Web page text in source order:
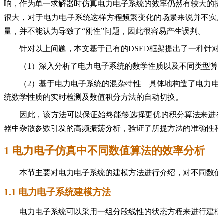
响，作为单一求解器时仿真电力电子系统的效率仍然有较大
很大，对于电力电子系统这样方程频繁变化的场景来说并不
量，并不能认为导致了“刚性”问题，因此很容易产生误判。
针对以上问题，本文基于已有的DSED框架提出了一种
（1）深入分析了电力电子系统的数学性质以及不同类
（2）基于电力电子系统的混杂特性，具体地构造了电
统数学性质的实时检测及数值积分方法的自动切换。
因此，该方法可以保证始终能够选择更优的积分算法来
器中杂散参数引发的高频振荡分析，验证了所提方法的准确性
1 电力电子仿真中不同数值算法的效率分析
本节主要对电力电子系统的建模方法进行介绍，对不同
1.1 电力电子系统建模方法
电力电子系统可以采用一组分段线性的状态方程来进行建